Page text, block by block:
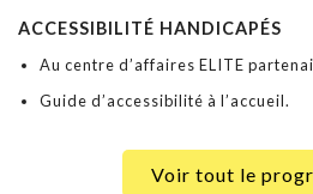
ACCESSIBILITÉ HANDICAPÉS
Au centre d’affaires ELITE
Guide d’accessibilité à l’accueil.
Voir tout le